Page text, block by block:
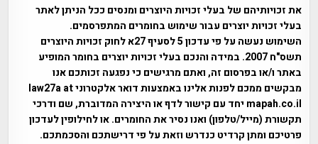
את זכויותיהם של בעלי זכויות היוצרים ומנסים ככל הניתן לאתר
בעלי זכויות יוצרים עבור שימוש בחומרים המתפרסמים.
השימוש נעשה על פי עדכון 5 לסעיף 27א לחוק זכויות היוצרים
תשס"ח 2007. במידה והנכם בעלי זכויות יוצרים בחומר המופיע
באתר ו/או בפרסום זה, ואתם מרגישים כי נפגעה זכותכם אנו
מבקשים ממכם לפנות אלינו באמצעות דואר אלקטרוני law27a at
mapah.co.il יחד עם קישור לדף או היצירה המדוברת, שם ודרכי
תקשורת (מייל/טלפון) ואנו נסיר את החומרים. או לחילופין לעדכון
פרטיכם ומתן קרדיט כנדרש וזאת על פי דרישתכם והסכמתכם.